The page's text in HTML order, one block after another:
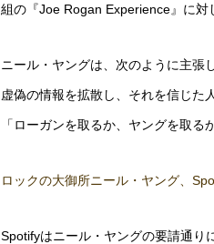
組の『Joe Rogan Experience』に対
ニール・ヤングは、次のように主張
虚偽の情報を拡散し、それを信じた
「ローガンを取るか、ヤングを取る
ロックの大御所ニール・ヤング、
Spotifyはニール・ヤングの要請通り